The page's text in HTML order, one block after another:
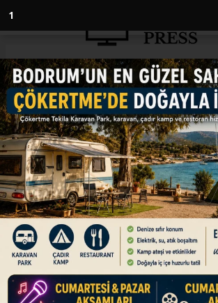
Anasayfa ENGLISH
UK, France say ready
multinational force
Strait of
ENGLISH
04.07.2026 - 14:52, Güncelleme:
British Prime Minister Keir
President Emmanuel Macron
readiness to launch military
maritime trade route